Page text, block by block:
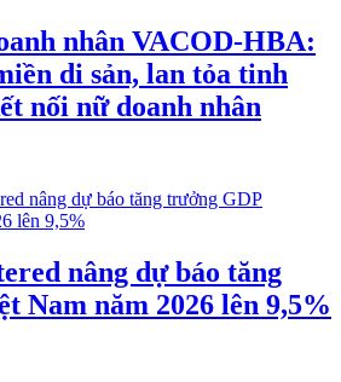
nhân VACOD-HBA:
di sản, lan tỏa tinh
nối nữ doanh nhân
nâng dự báo tăng
Nam năm 2026 lên 9,5%